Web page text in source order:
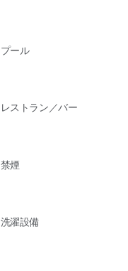
プール
レストラン／バー
禁煙
洗濯設備